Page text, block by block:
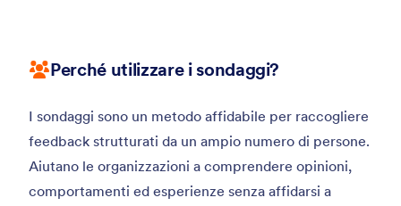
Perché utilizzare i sondaggi?
I sondaggi sono un metodo affidabile per raccogliere
feedback strutturati da un ampio numero di persone.
Aiutano le organizzazioni a comprendere opinioni,
comportamenti ed esperienze senza affidarsi a